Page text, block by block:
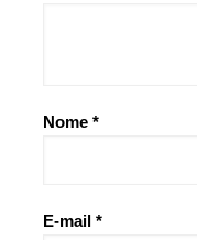
Nome *
E-mail *